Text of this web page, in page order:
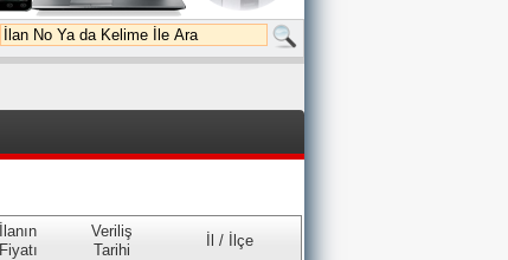
İlanın
Fiyatı
Veriliş
Tarihi
İl / İlçe